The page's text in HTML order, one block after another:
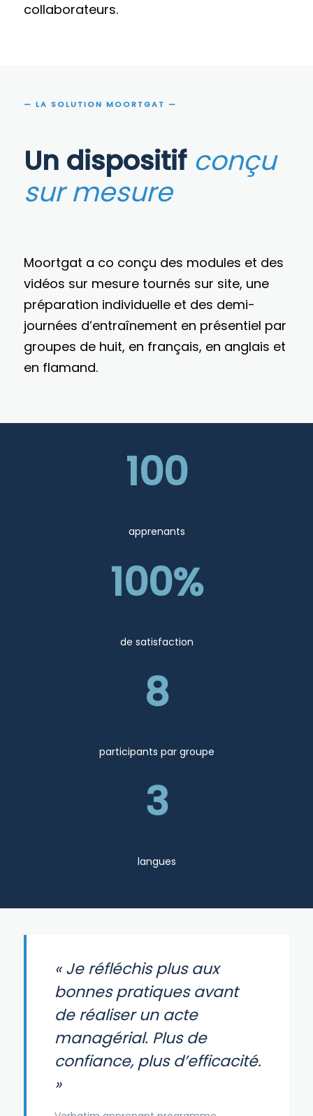
collaborateurs.
— LA SOLUTION MOORTGAT —
Un dispositif conçu
sur mesure
Moortgat a co conçu des modules et des
vidéos sur mesure tournés sur site, une
préparation individuelle et des demi-
journées d’entraînement en présentiel par
groupes de huit, en français, en anglais et
en flamand.
100
apprenants
100%
de satisfaction
8
participants par groupe
3
langues
« Je réfléchis plus aux
bonnes pratiques avant
de réaliser un acte
managérial. Plus de
confiance, plus d’efficacité.
»